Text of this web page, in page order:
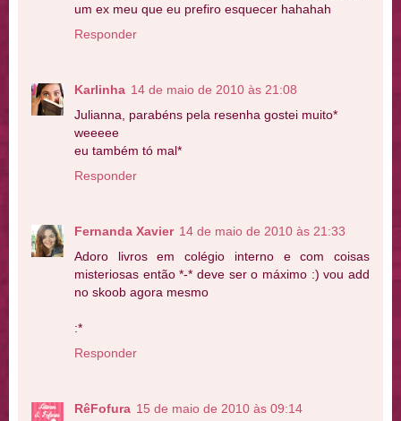
um ex meu que eu prefiro esquecer hahahah
Responder
Karlinha 14 de maio de 2010 às 21:08
Julianna, parabéns pela resenha gostei muito*
weeeee
eu também tó mal*
Responder
Fernanda Xavier 14 de maio de 2010 às 21:33
Adoro livros em colégio interno e com coisas
misteriosas então *-* deve ser o máximo :) vou add
no skoob agora mesmo
:*
Responder
RêFofura 15 de maio de 2010 às 09:14